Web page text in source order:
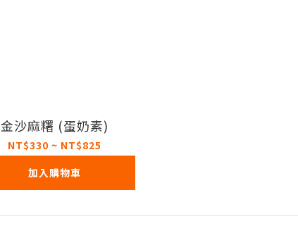
金沙麻糬 (蛋奶素)
NT$330 ~ NT$825
加入購物車